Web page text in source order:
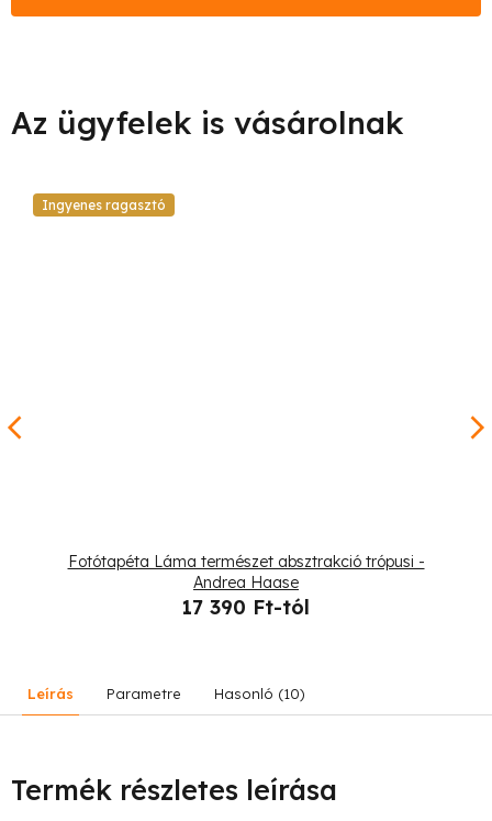
Ingyenes ragasztó
Fotótapéta Láma természet absztrakció trópusi -
Andrea Haase
17 390 Ft-tól
Leírás Parametre Hasonló (10)
Termék részletes leírása